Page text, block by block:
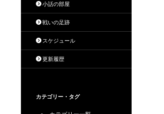
小話の部屋
戦いの足跡
スケジュール
更新履歴
カテゴリー・タグ